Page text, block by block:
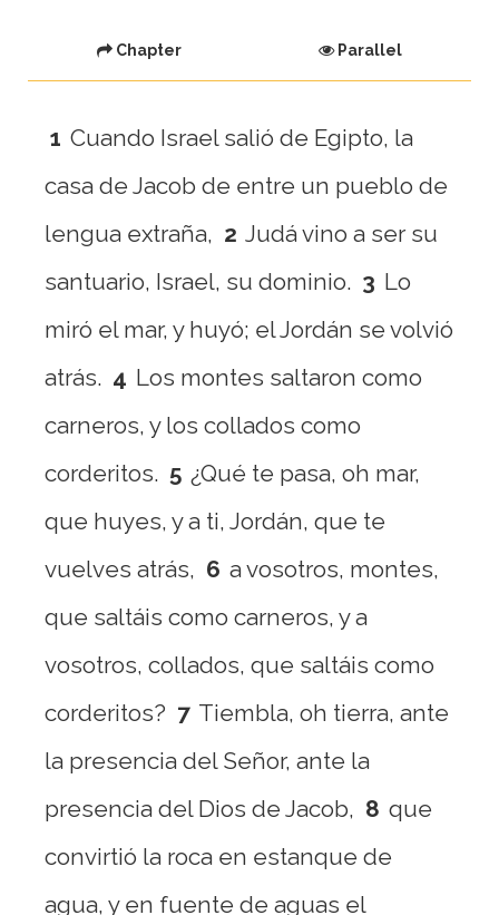
Chapter Parallel
1 Cuando Israel salió de Egipto, la
casa de Jacob de entre un pueblo de
lengua extraña, 2 Judá vino a ser su
santuario, Israel, su dominio. 3 Lo
miró el mar, y huyó; el Jordán se volvió
atrás. 4 Los montes saltaron como
carneros, y los collados como
corderitos. 5 ¿Qué te pasa, oh mar,
que huyes, y a ti, Jordán, que te
vuelves atrás, 6 a vosotros, montes,
que saltáis como carneros, y a
vosotros, collados, que saltáis como
corderitos? 7 Tiembla, oh tierra, ante
la presencia del Señor, ante la
presencia del Dios de Jacob, 8 que
convirtió la roca en estanque de
agua, y en fuente de aguas el